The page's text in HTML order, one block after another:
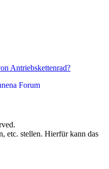
Antriebskettenrad?
Forum
etc. stellen. Hierfür kann das